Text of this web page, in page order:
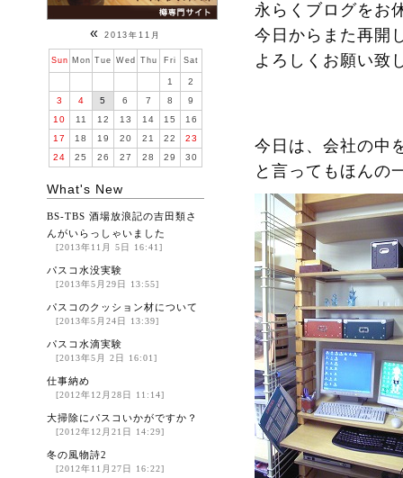
« 2013年11月
Sun Mon Tue Wed Thu Fri Sat
1
2
3
4 5 6 7 8
9
10
11 12 13 14 15
16
17
18 19 20 21 22
23
24
25 26 27 28 29 30
What's New
BS-TBS 酒場放浪記の吉田類さ
んがいらっしゃいました
[2013年11月 5日 16:41]
パスコ水没実験
[2013年5月29日 13:55]
パスコのクッション材について
[2013年5月24日 13:39]
パスコ水滴実験
[2013年5月 2日 16:01]
仕事納め
[2012年12月28日 11:14]
大掃除にパスコいかがですか？
[2012年12月21日 14:29]
冬の風物詩2
[2012年11月27日 16:22]
永らくブログをお
今日からまた再開
よろしくお願い致
今日は、会社の中
と言ってもほんの